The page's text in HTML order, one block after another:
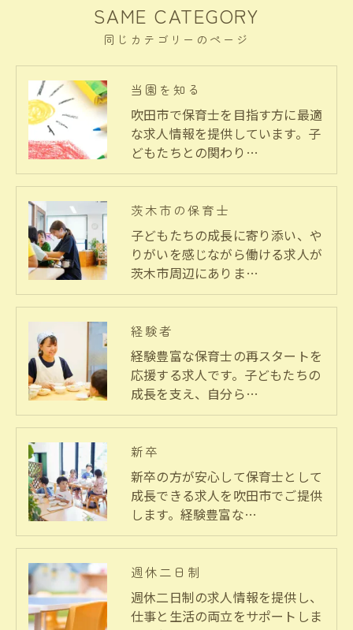
同じカテゴリーのページ
SAME CATEGORY
当園を知る
吹田市で保育士を目指す方に最適
な求人情報を提供しています。子
どもたちとの関わり…
茨木市の保育士
子どもたちの成長に寄り添い、や
りがいを感じながら働ける求人が
茨木市周辺にありま…
経験者
経験豊富な保育士の再スタートを
応援する求人です。子どもたちの
成長を支え、自分ら…
新卒
新卒の方が安心して保育士として
成長できる求人を吹田市でご提供
します。経験豊富な…
週休二日制
週休二日制の求人情報を提供し、
仕事と生活の両立をサポートしま